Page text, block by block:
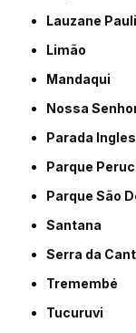
Lauzane
Limão
Mandaqui
Nossa
Parada
Parque
Parque São
Santana
Serra da
Tremembé
Tucuruvi